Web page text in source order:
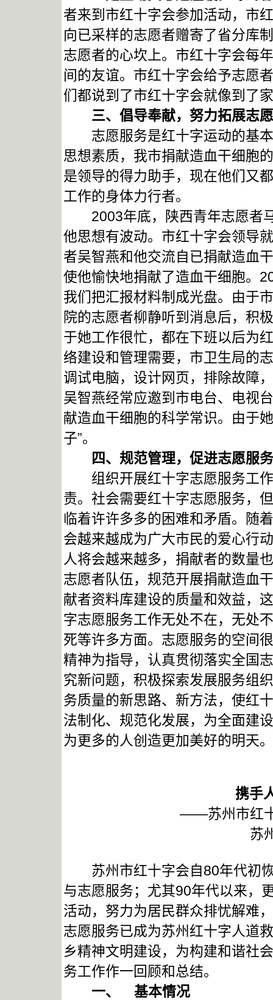
者来到市红十字会参加活动，市
向已采样的志愿者赠寄了省分库
志愿者的心坎上。市红十字会每
间的友谊。市红十字会给予志愿
们都说到了市红十字会就像到了
三、倡导奉献，努力拓展志愿
志愿服务是红十字运动的基本
思想素质，我市捐献造血干细胞
是领导的得力助手，现在他们又
工作的身体力行者。
2003年底，陕西青年志愿者马
他思想有波动。市红十字会领导
者吴智燕和他交流自已捐献造血
使他愉快地捐献了造血干细胞。
我们把汇报材料制成光盘。由于
院的志愿者柳静听到消息后，积
于她工作很忙，都在下班以后为
络建设和管理需要，市卫生局的
调试电脑，设计网页，排除故障
吴智燕经常应邀到市电台、电视
献造血干细胞的科学常识。由于
子”。
四、规范管理，促进志愿服务
组织开展红十字志愿服务工作
责。社会需要红十字志愿服务，
临着许许多多的困难和矛盾。随
会越来越成为广大市民的爱心行
人将会越来越多，捐献者的数量
志愿者队伍，规范开展捐献造血
献者资料库建设的质量和效益，
字志愿服务工作无处不在，无处
死等许多方面。志愿服务的空间
精神为指导，认真贯彻落实全国
究新问题，积极探索发展服务组
务质量的新思路、新方法，使红
法制化、规范化发展，为全面建
为更多的人创造更加美好的明天。
携手
——苏州市红
苏
苏州市红十字会自80年代初恢
与志愿服务；尤其90年代以来，
活动，努力为居民群众排忧解难
志愿服务已成为苏州红十字人道
乡精神文明建设，为构建和谐社
务工作作一回顾和总结。
一、 基本情况